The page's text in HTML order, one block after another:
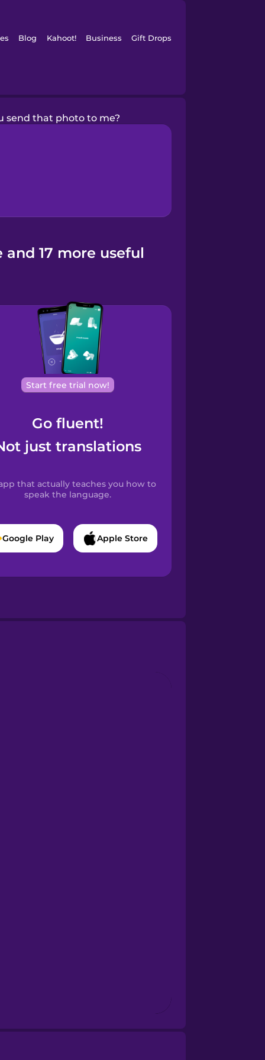
Blog Kahoot! Business Gift Drops
send that photo to me?
17 more useful
Start free trial now!
Go fluent!
just translations
that actually teaches you how to
speak the language.
Google Play Apple Store